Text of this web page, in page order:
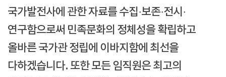
국가발전사에 관한 자료를 수집·보존·전시·
연구함으로써 민족문화의 정체성을 확립하고
올바른 국가관 정립에 이바지함에 최선을
다하겠습니다. 또한 모든 임직원은 최고의